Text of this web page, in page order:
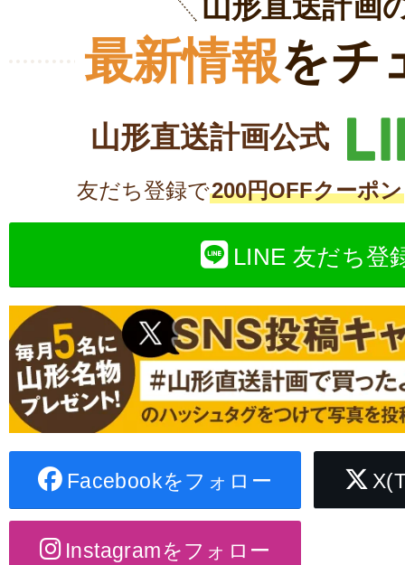
山形直送計画
最新情報をチ
山形直送計画公式
友だち登録で200円OFFクーポン
LINE 友だち登
Facebookをフォロー
Instagramをフォロー